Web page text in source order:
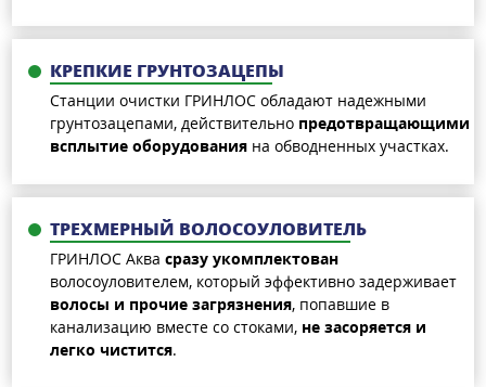
КРЕПКИЕ ГРУНТОЗАЦЕПЫ
Станции очистки ГРИНЛОС обладают надежными
грунтозацепами, действительно предотвращающими
всплытие оборудования на обводненных участках.
ТРЕХМЕРНЫЙ ВОЛОСОУЛОВИТЕЛЬ
ГРИНЛОС Аква сразу укомплектован
волосоуловителем, который эффективно задерживает
волосы и прочие загрязнения, попавшие в
канализацию вместе со стоками, не засоряется и
легко чистится.